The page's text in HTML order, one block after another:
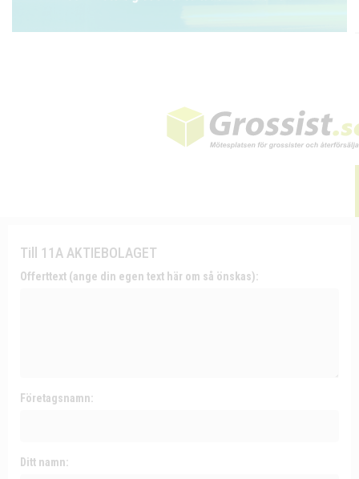
Till 11A AKTIEBOLAGET
Offerttext (ange din egen text här om så önskas):
Företagsnamn:
Ditt namn: